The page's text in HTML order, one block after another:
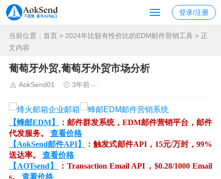
登录/注册
当前位置： 首页 > 2024年比较有性价比的EDM邮件营销工具 > 正
文内容
葡萄牙外贸,葡萄牙外贸市场分析
AokSend01 3年前
【蜂邮EDM】
：邮件群发系统，EDM邮件营销平台，邮件
代发服务。 查看价格
【AokSend邮件API】
：触发式邮件API，15元/万封，99%
送达率。 查看价格
【AOTsend】
：Transaction Email API，$0.28/1000 Email
s。 查看价格